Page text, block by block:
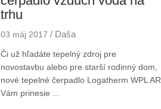
trhu
03 máj 2017 / Daša
Či už hľadáte tepelný zdroj pre
novostavbu alebo pre starší rodinný dom,
nové tepelné čerpadlo Logatherm WPL AR
Vám prinesie ...